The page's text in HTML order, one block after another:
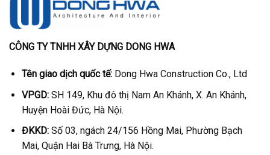
CÔNG TY TNHH XÂY DỰNG DONG HWA
Tên giao dịch quốc tế:Dong Hwa Construction Co., Ltd
VPGD:SH 149, Khu đô thị Nam An Khánh, X. An Khánh,
Huyện Hoài Đức, Hà Nội.
ĐKKD:Số 03, ngách 24/156 Hồng Mai, Phường Bạch
Mai, Quận Hai Bà Trưng, Hà Nội.